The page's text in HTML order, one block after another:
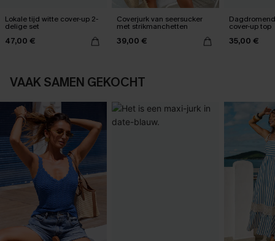
Lokale tijd witte cover-up 2-
delige set
47,00 €
Coverjurk van seersucker
met strikmanchetten
39,00 €
cover-up top
35,00 €
VAAK SAMEN GEKOCHT